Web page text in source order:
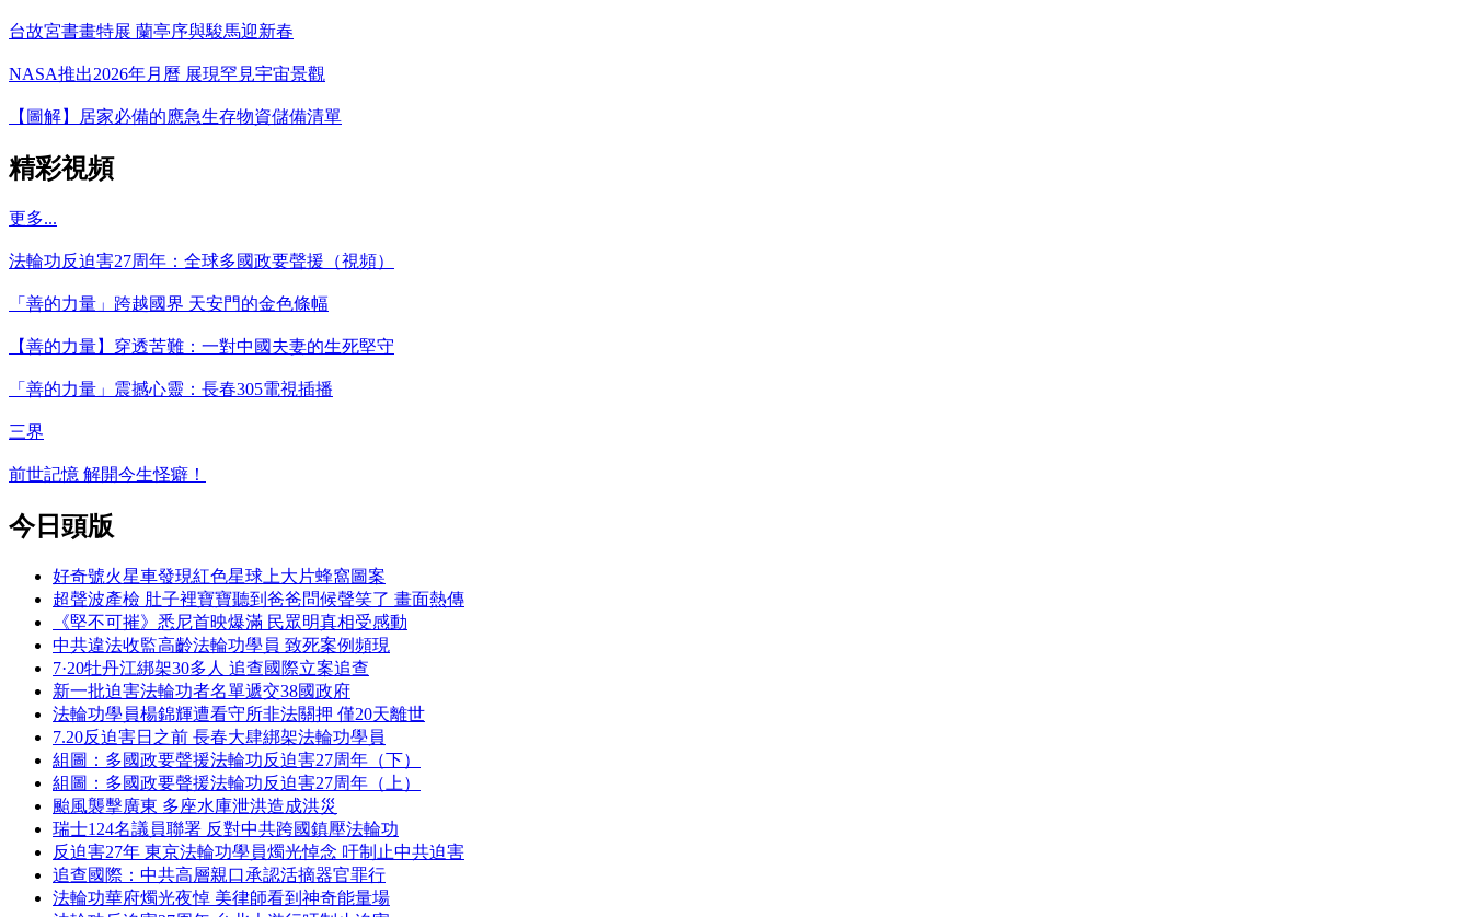
台故宮書畫特展 蘭亭序與駿馬迎新春
NASA推出2026年月曆 展現罕見宇宙景觀
【圖解】居家必備的應急生存物資儲備清單
精彩視頻
更多...
法輪功反迫害27周年：全球多國政要聲援（視頻）
「善的力量」跨越國界 天安門的金色條幅
【善的力量】穿透苦難：一對中國夫妻的生死堅守
「善的力量」震撼心靈：長春305電視插播
三界
前世記憶 解開今生怪癖！
今日頭版
好奇號火星車發現紅色星球上大片蜂窩圖案
超聲波產檢 肚子裡寶寶聽到爸爸問候聲笑了 畫面熱傳
《堅不可摧》悉尼首映爆滿 民眾明真相受感動
中共違法收監高齡法輪功學員 致死案例頻現
7·20牡丹江綁架30多人 追查國際立案追查
新一批迫害法輪功者名單遞交38國政府
法輪功學員楊錦輝遭看守所非法關押 僅20天離世
7.20反迫害日之前 長春大肆綁架法輪功學員
組圖：多國政要聲援法輪功反迫害27周年（下）
組圖：多國政要聲援法輪功反迫害27周年（上）
颱風襲擊廣東 多座水庫泄洪造成洪災
瑞士124名議員聯署 反對中共跨國鎮壓法輪功
反迫害27年 東京法輪功學員燭光悼念 吁制止中共迫害
追查國際：中共高層親口承認活摘器官罪行
法輪功華府燭光夜悼 美律師看到神奇能量場